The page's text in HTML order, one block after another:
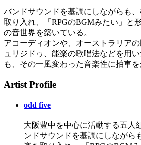
バンドサウンドを基調にしながらも
取り入れ、「RPGのBGMみたい」と
の音世界を築いている。
アコーディオンや、オーストラリア
ュリジドゥ、能楽の歌唱法などを用
も、その一風変わった音楽性に拍車を
Artist Profile
odd five
大阪豊中を中心に活動する五人
ンドサウンドを基調にしながら